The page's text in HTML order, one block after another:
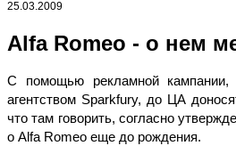
25.03.2009
Alfa Romeo - о нем
С помощью рекламной кампании,
агентством Sparkfury, до ЦА
что там говорить, согласно
о Alfa Romeo еще до рождения.